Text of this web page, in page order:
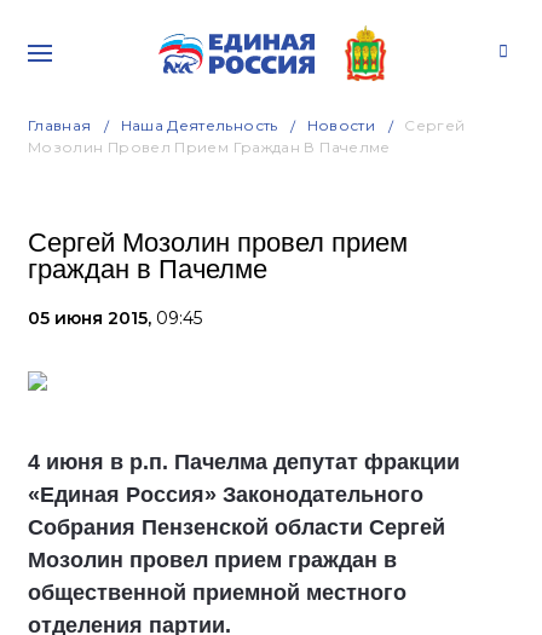
Главная Наша Деятельность Новости
Сергей
Мозолин Провел Прием Граждан В Пачелме
Сергей Мозолин провел прием
граждан в Пачелме
05 июня 2015, 09:45
4 июня в р.п. Пачелма депутат фракции
«Единая Россия» Законодательного
Собрания Пензенской области Сергей
Мозолин провел прием граждан в
общественной приемной местного
отделения партии.